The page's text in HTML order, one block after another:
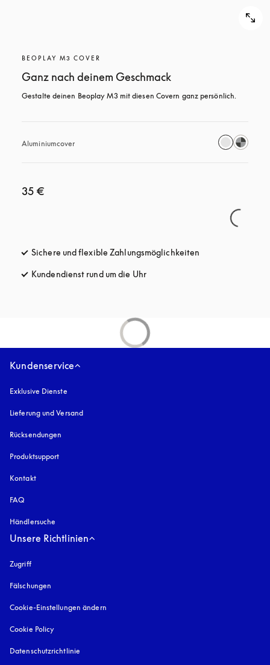
BEOPLAY M3 COVER
Ganz nach deinem Geschmack
Gestalte deinen Beoplay M3 mit diesen Covern ganz persönlich.
Aluminiumcover
35 €
Sichere und flexible Zahlungsmöglichkeiten
Kundendienst rund um die Uhröffnet sich in einem neuen Tab
Kundenservice
Exklusive Dienste
Lieferung und Versand
Rücksendungen
Produktsupport
Kontakt
FAQ
Händlersuche
Unsere Richtlinien
Zugrifföffnet sich in einem neuen Tab
Fälschungen
Cookie-Einstellungen ändern
Cookie Policy
Datenschutzrichtlinie